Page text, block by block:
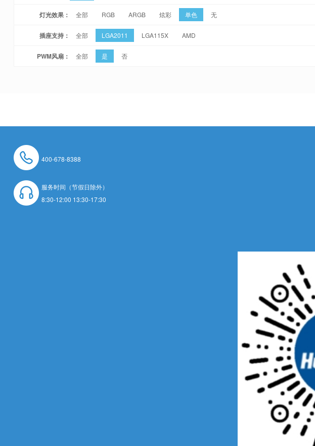
灯光效果： 全部 RGB ARGB 炫彩 单色 无
插座支持： 全部 LGA2011 LGA115X AMD
PWM风扇： 全部 是 否
400-678-8388
服务时间（节假日除外）
8:30-12:00 13:30-17:30